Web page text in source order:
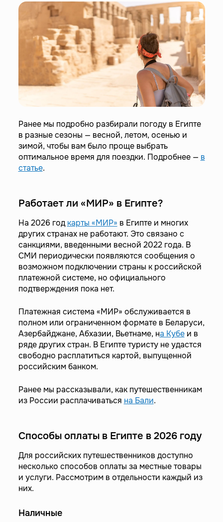
Ранее мы подробно разбирали погоду в Египте
в разные сезоны — весной, летом, осенью и
зимой, чтобы вам было проще выбрать
оптимальное время для поездки. Подробнее — в
статье.
Работает ли «МИР» в Египте?
На 2026 годкарты «МИР» в Египте и многих
других странах не работают. Это связано с
санкциями, введенными весной 2022 года. В
СМИ периодически появляются сообщения о
возможном подключении страны к российской
платежной системе, но официального
подтверждения пока нет.
Платежная система «МИР» обслуживается в
полном или ограниченном формате в Беларуси,
Азербайджане, Абхазии, Вьетнаме, на Кубеи в
ряде других стран. В Египте туристу не удастся
свободно расплатиться картой, выпущенной
российским банком.
Ранее мы рассказывали, как путешественникам
из России расплачиваться на Бали.
Способы оплаты в Египте в 2026 году
Для российских путешественников доступно
несколько способов оплаты за местные товары
и услуги. Рассмотрим в отдельности каждый из
них.
Наличные